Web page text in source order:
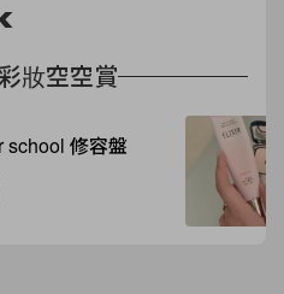
妝空空賞
school 修容盤